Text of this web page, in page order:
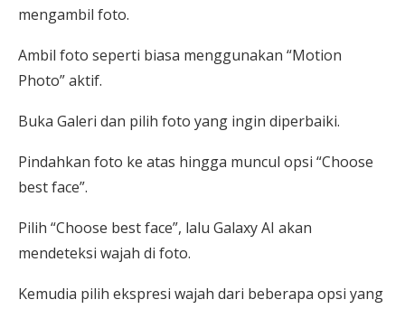
mengambil foto.
Ambil foto seperti biasa menggunakan “Motion
Photo” aktif.
Buka Galeri dan pilih foto yang ingin diperbaiki.
Pindahkan foto ke atas hingga muncul opsi “Choose
best face”.
Pilih “Choose best face”, lalu Galaxy AI akan
mendeteksi wajah di foto.
Kemudia pilih ekspresi wajah dari beberapa opsi yang